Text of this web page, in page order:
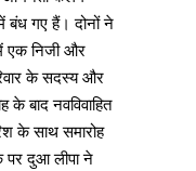
बंध गए हैं। दोनों ने
एक निजी और
के सदस्य और
के बाद नवविवाहित
के साथ समारोह
पर दुआ लीपा ने